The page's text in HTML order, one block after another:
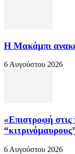
Η Μακάμπι
6 Αυγούστου 2026
«Επιστροφή στις
6 Αυγούστου 2026